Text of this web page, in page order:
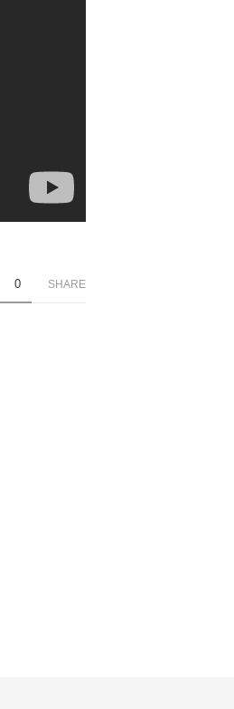
0 SHARE